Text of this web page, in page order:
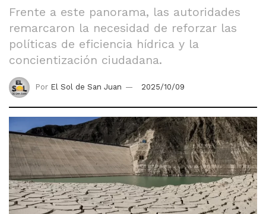
Frente a este panorama, las autoridades
remarcaron la necesidad de reforzar las
políticas de eficiencia hídrica y la
concientización ciudadana.
Por El Sol de San Juan 2025/10/09